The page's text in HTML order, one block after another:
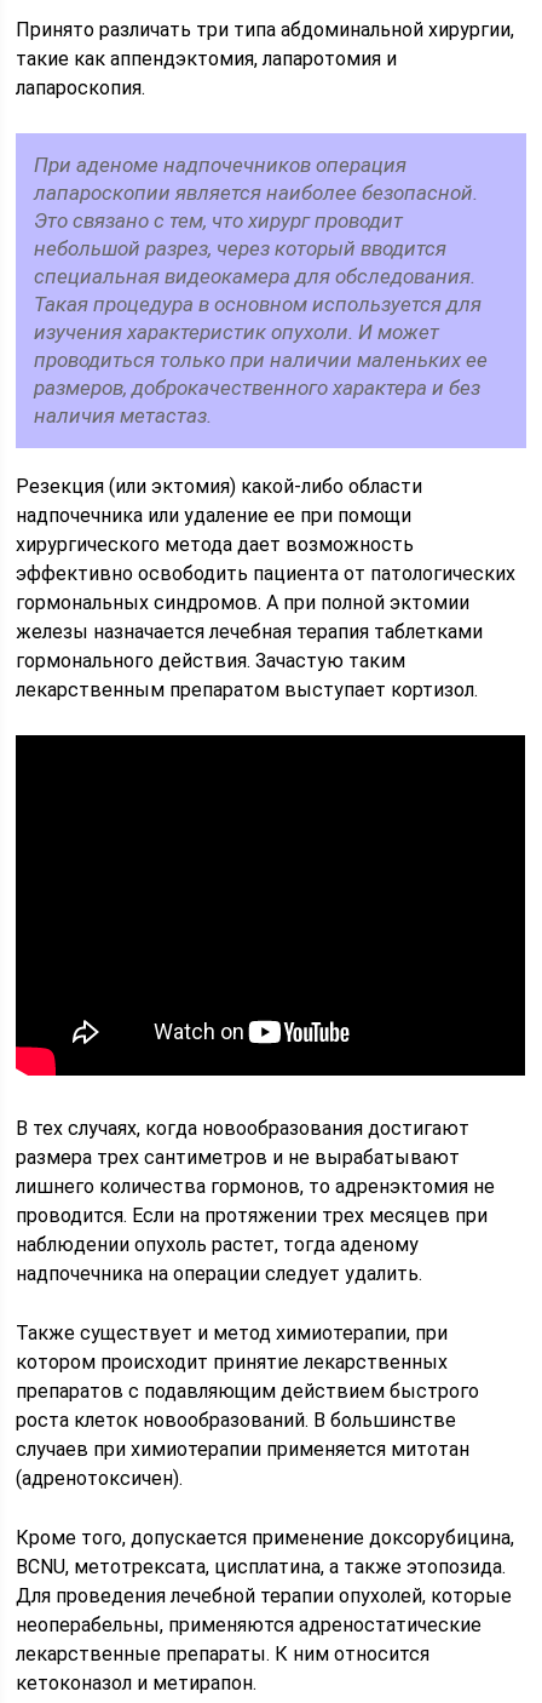
Принято различать три типа абдоминальной хирургии,
такие как аппендэктомия, лапаротомия и
лапароскопия.
При аденоме надпочечников операция
лапароскопии является наиболее безопасной.
Это связано с тем, что хирург проводит
небольшой разрез, через который вводится
специальная видеокамера для обследования.
Такая процедура в основном используется для
изучения характеристик опухоли. И может
проводиться только при наличии маленьких ее
размеров, доброкачественного характера и без
наличия метастаз.
Резекция (или эктомия) какой-либо области
надпочечника или удаление ее при помощи
хирургического метода дает возможность
эффективно освободить пациента от патологических
гормональных синдромов. А при полной эктомии
железы назначается лечебная терапия таблетками
гормонального действия. Зачастую таким
лекарственным препаратом выступает кортизол.
В тех случаях, когда новообразования достигают
размера трех сантиметров и не вырабатывают
лишнего количества гормонов, то адренэктомия не
проводится. Если на протяжении трех месяцев при
наблюдении опухоль растет, тогда аденому
надпочечника на операции следует удалить.
Также существует и метод химиотерапии, при
котором происходит принятие лекарственных
препаратов с подавляющим действием быстрого
роста клеток новообразований. В большинстве
случаев при химиотерапии применяется митотан
(адренотоксичен).
Кроме того, допускается применение доксорубицина,
BCNU, метотрексата, цисплатина, а также этопозида.
Для проведения лечебной терапии опухолей, которые
неоперабельны, применяются адреностатические
лекарственные препараты. К ним относится
кетоконазол и метирапон.